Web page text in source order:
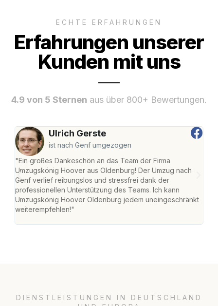
ECHTE ERFAHRUNGEN
Erfahrungen unserer
Kunden mit uns
4.9 von 5 Sternen aus über 800+ Bewertungen.
Ulrich Gerste
ist nach Genf umgezogen
"Ein großes Dankeschön an das Team der Firma
Umzugskönig Hoover aus Oldenburg! Der Umzug nach
Genf verlief reibungslos und stressfrei dank der
professionellen Unterstützung des Teams. Ich kann
Umzugskönig Hoover Oldenburg jedem uneingeschränkt
weiterempfehlen!"
DIENSTLEISTUNGEN IN DEUTSCHLAND